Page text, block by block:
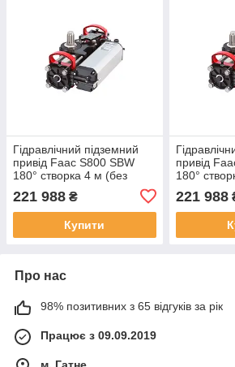
Гідравлічний підземний
привід Faac S800 SBW
180° створка 4 м (без
221 988 ₴
Купити
привід
180°
221 988
Про нас
98% позитивних з 65 відгуків за рік
Працює з 09.09.2019